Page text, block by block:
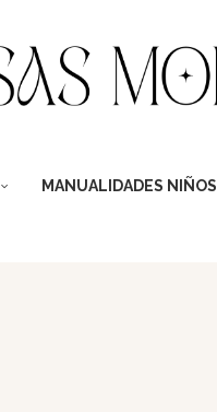
MANUALIDADES NIÑOS